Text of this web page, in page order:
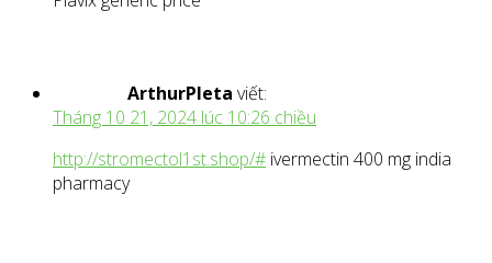
ArthurPleta viết:
Tháng 10 21, 2024 lúc 10:26 chiều
http://stromectol1st.shop/# ivermectin 400 mg india
pharmacy